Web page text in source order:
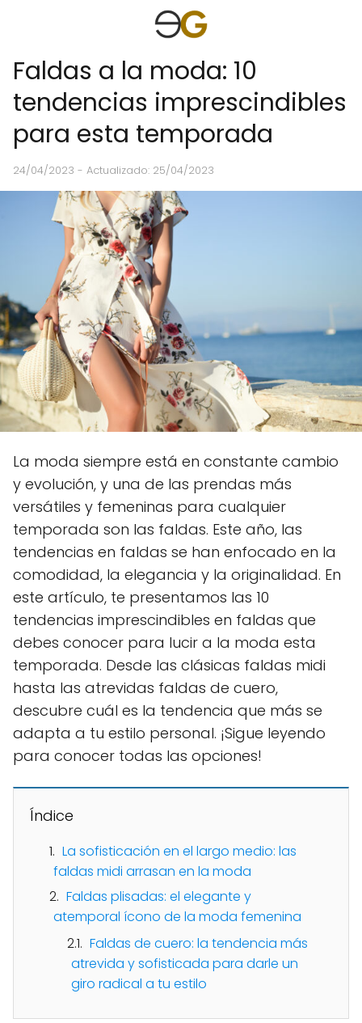
Faldas a la moda: 10
tendencias imprescindibles
para esta temporada
24/04/2023 - Actualizado: 25/04/2023
La moda siempre está en constante cambio
y evolución, y una de las prendas más
versátiles y femeninas para cualquier
temporada son las faldas. Este año, las
tendencias en faldas se han enfocado en la
comodidad, la elegancia y la originalidad. En
este artículo, te presentamos las 10
tendencias imprescindibles en faldas que
debes conocer para lucir a la moda esta
temporada. Desde las clásicas faldas midi
hasta las atrevidas faldas de cuero,
descubre cuál es la tendencia que más se
adapta a tu estilo personal. ¡Sigue leyendo
para conocer todas las opciones!
Índice
La sofisticación en el largo medio: las
faldas midi arrasan en la moda
Faldas plisadas: el elegante y
atemporal ícono de la moda femenina
Faldas de cuero: la tendencia más
atrevida y sofisticada para darle un
giro radical a tu estilo